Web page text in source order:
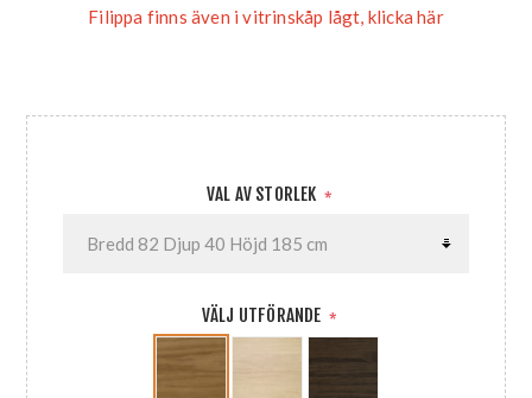
Filippa finns även i vitrinskåp lågt, klicka här
VAL AV STORLEK *
VÄLJ UTFÖRANDE *